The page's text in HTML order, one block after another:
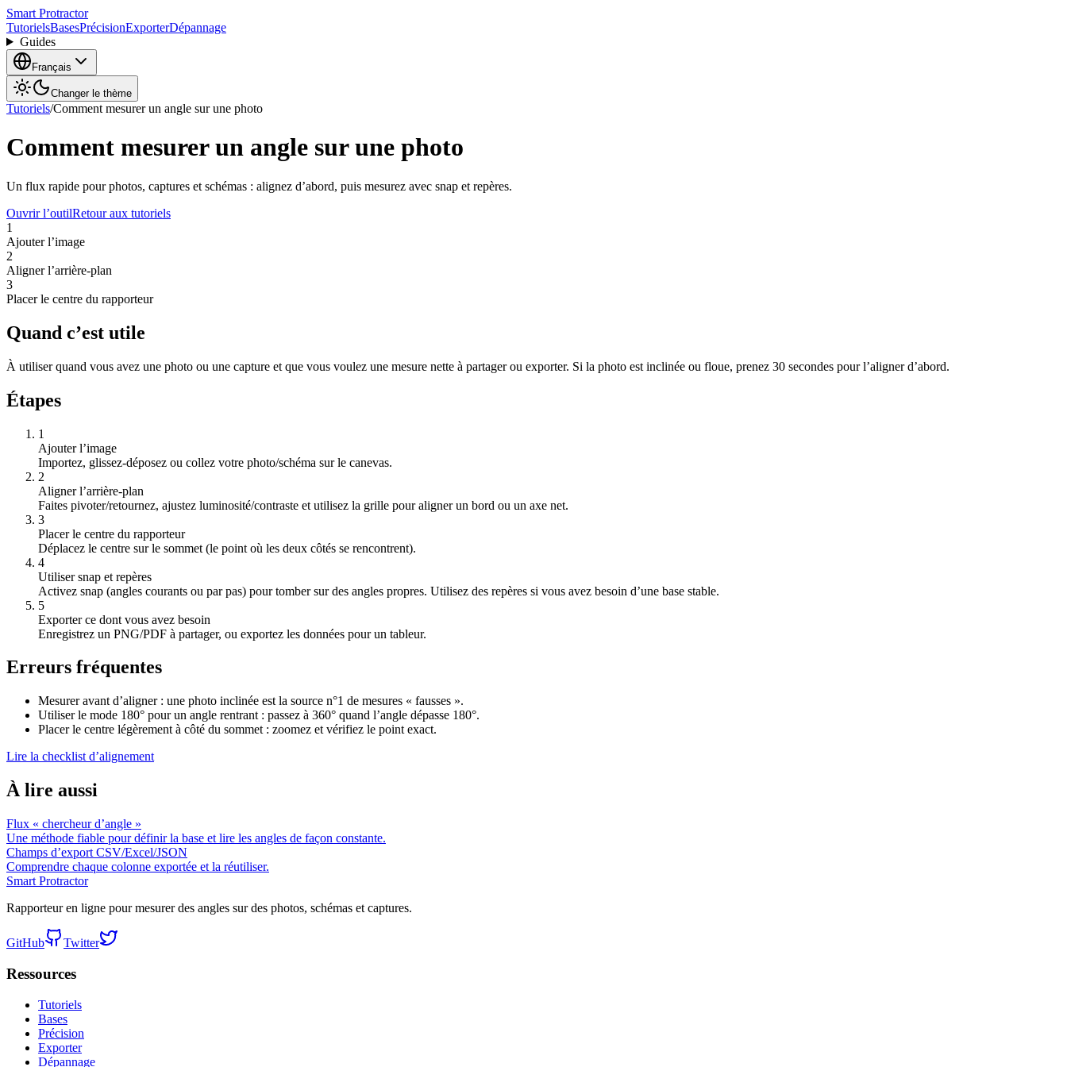
Smart Protractor
TutorielsBasesPrécisionExporterDépannage
Guides
Français
Changer le thème
Tutoriels/Comment mesurer un angle sur une photo
Comment mesurer un angle sur une photo
Un flux rapide pour photos, captures et schémas : alignez d’abord, puis mesurez avec snap et repères.
Ouvrir l’outilRetour aux tutoriels
1
Ajouter l’image
2
Aligner l’arrière-plan
3
Placer le centre du rapporteur
Quand c’est utile
À utiliser quand vous avez une photo ou une capture et que vous voulez une mesure nette à partager ou exporter. Si la photo est inclinée ou floue, prenez 30 secondes pour l’aligner d’abord.
Étapes
1
Ajouter l’image
Importez, glissez-déposez ou collez votre photo/schéma sur le canevas.
2
Aligner l’arrière-plan
Faites pivoter/retournez, ajustez luminosité/contraste et utilisez la grille pour aligner un bord ou un axe net.
3
Placer le centre du rapporteur
Déplacez le centre sur le sommet (le point où les deux côtés se rencontrent).
4
Utiliser snap et repères
Activez snap (angles courants ou par pas) pour tomber sur des angles propres. Utilisez des repères si vous avez besoin d’une base stable.
5
Exporter ce dont vous avez besoin
Enregistrez un PNG/PDF à partager, ou exportez les données pour un tableur.
Erreurs fréquentes
Mesurer avant d’aligner : une photo inclinée est la source n°1 de mesures « fausses ».
Utiliser le mode 180° pour un angle rentrant : passez à 360° quand l’angle dépasse 180°.
Placer le centre légèrement à côté du sommet : zoomez et vérifiez le point exact.
Lire la checklist d’alignement
À lire aussi
Flux « chercheur d’angle »
Une méthode fiable pour définir la base et lire les angles de façon constante.
Champs d’export CSV/Excel/JSON
Comprendre chaque colonne exportée et la réutiliser.
Smart Protractor
Rapporteur en ligne pour mesurer des angles sur des photos, schémas et captures.
GitHub Twitter
Ressources
Tutoriels
Bases
Précision
Exporter
Dépannage